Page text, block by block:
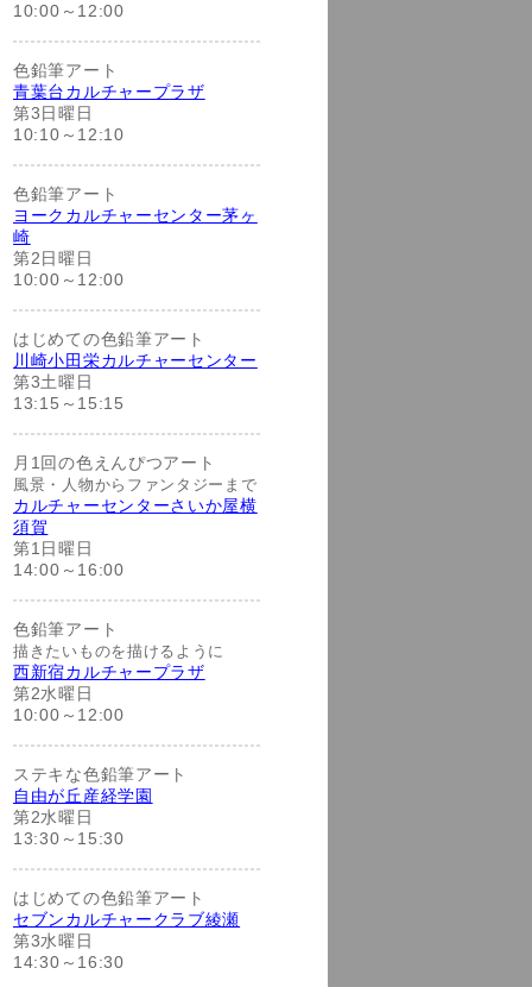
10:00～12:00
色鉛筆アート
青葉台カルチャープラザ
第3日曜日
10:10～12:10
色鉛筆アート
ヨークカルチャーセンター茅ヶ
崎
第2日曜日
10:00～12:00
はじめての色鉛筆アート
川崎小田栄カルチャーセンター
第3土曜日
13:15～15:15
月1回の色えんぴつアート
風景・人物からファンタジーまで
カルチャーセンターさいか屋横
須賀
第1日曜日
14:00～16:00
色鉛筆アート
描きたいものを描けるように
西新宿カルチャープラザ
第2水曜日
10:00～12:00
ステキな色鉛筆アート
自由が丘産経学園
第2水曜日
13:30～15:30
はじめての色鉛筆アート
セブンカルチャークラブ綾瀬
第3水曜日
14:30～16:30